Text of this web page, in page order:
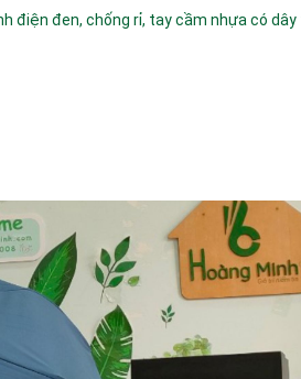
điện đen, chống rỉ, tay cầm nhựa có dây